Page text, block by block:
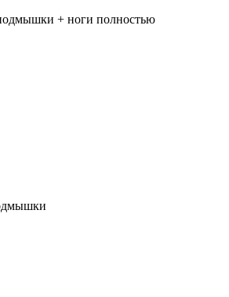
+ ноги полностью